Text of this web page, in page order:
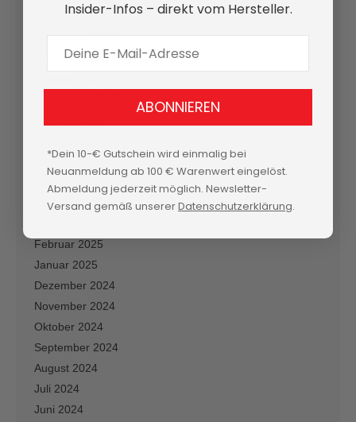
Januar 2026
Dezember 2025
November 2025
Juni 2025
April 2025
Februar 2025
Januar 2025
Dezember 2024
November 2024
Oktober 2024
September 2024
August 2024
Juli 2024
Juni 2024
Insider-Infos – direkt vom Hersteller.
E-Mail Adresse
ABONNIEREN
*Dein 10-€ Gutschein wird einmalig bei
Neuanmeldung ab 100 € Warenwert eingelöst.
Abmeldung jederzeit möglich. Newsletter-
Versand gemäß unsererDatenschutzerklärung.